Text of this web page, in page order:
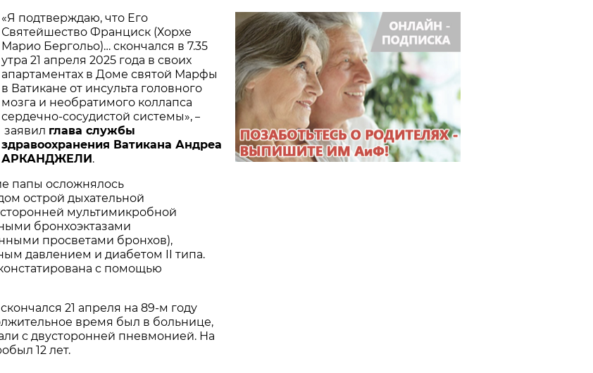
«Я подтверждаю, что Его
Святейшество Франциск (Хорхе
Марио Бергольо)… скончался в 7.35
утра 21 апреля 2025 года в своих
апартаментах в Доме святой Марфы
в Ватикане от инсульта головного
мозга и необратимого коллапса
сердечно-сосудистой системы», –
заявил глава службы
здравоохранения Ватикана Андреа
АРКАНДЖЕЛИ.
папы осложнялось
острой дыхательной
мультимикробной
бронхоэктазами
просветами бронхов),
давлением и диабетом II типа.
с помощью
21 апреля на 89-м году
время был в больнице,
с двусторонней пневмонией. На
12 лет.